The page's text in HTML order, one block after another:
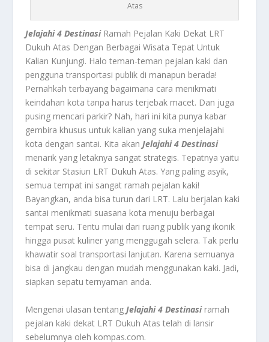
Atas
Jelajahi 4 DestinasiRamah Pejalan Kaki Dekat LRT
Dukuh Atas Dengan Berbagai Wisata Tepat Untuk
Kalian Kunjungi. Halo teman-teman pejalan kaki dan
pengguna transportasi publik di manapun berada!
Pernahkah terbayang bagaimana cara menikmati
keindahan kota tanpa harus terjebak macet. Dan juga
pusing mencari parkir? Nah, hari ini kita punya kabar
gembira khusus untuk kalian yang suka menjelajahi
kota dengan santai. Kita akanJelajahi 4 Destinasi
menarik yang letaknya sangat strategis. Tepatnya yaitu
di sekitar Stasiun LRT Dukuh Atas. Yang paling asyik,
semua tempat ini sangat ramah pejalan kaki!
Bayangkan, anda bisa turun dari LRT. Lalu berjalan kaki
santai menikmati suasana kota menuju berbagai
tempat seru. Tentu mulai dari ruang publik yang ikonik
hingga pusat kuliner yang menggugah selera. Tak perlu
khawatir soal transportasi lanjutan. Karena semuanya
bisa di jangkau dengan mudah menggunakan kaki. Jadi,
siapkan sepatu ternyaman anda.
Mengenai ulasan tentang Jelajahi 4 Destinasiramah
pejalan kaki dekat LRT Dukuh Atas telah di lansir
sebelumnya oleh kompas.com.